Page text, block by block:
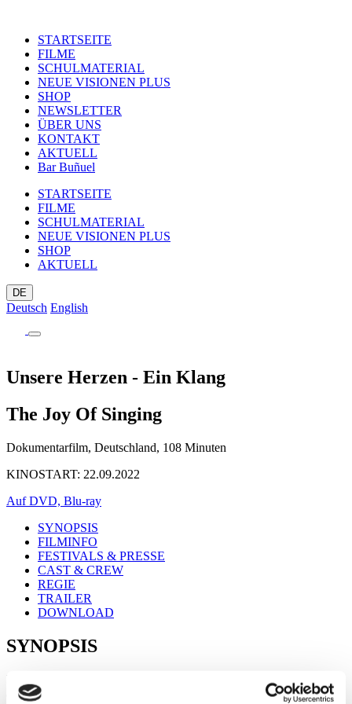
STARTSEITE
FILME
SCHULMATERIAL
NEUE VISIONEN PLUS
SHOP
NEWSLETTER
ÜBER UNS
KONTAKT
AKTUELL
Bar Buñuel
STARTSEITE
FILME
SCHULMATERIAL
NEUE VISIONEN PLUS
SHOP
AKTUELL
DE
Deutsch English
Unsere Herzen - Ein Klang
The Joy Of Singing
Dokumentarfilm, Deutschland, 108 Minuten
KINOSTART: 22.09.2022
Auf DVD, Blu-ray
SYNOPSIS
FILMINFO
FESTIVALS & PRESSE
CAST & CREW
REGIE
TRAILER
DOWNLOAD
SYNOPSIS
Eine besondere Magie liegt im gemeinsamen Singen – da sind sich
alle einig, die schon einmal im Chor gesungen haben. Wenn die